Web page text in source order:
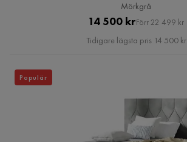
Mörkgrå
Pris
14 500 krOriginal
Pris
Förr 22 499 kr
Tidigare lägsta pris 14 500 kr
Populär